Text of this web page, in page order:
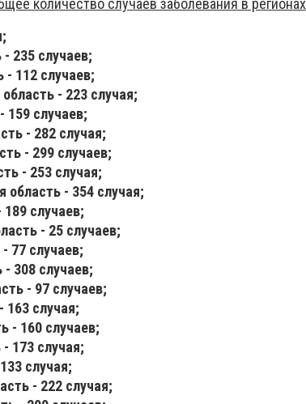
количество случаев заболевания в регионах
235 случаев;
- 112 случаев;
- 223 случая;
159 случаев;
- 282 случая;
- 299 случаев;
- 253 случая;
область - 354 случая;
случаев;
- 25 случаев;
77 случаев;
308 случаев;
- 97 случаев;
163 случая;
- 160 случаев;
173 случая;
случая;
- 222 случая;